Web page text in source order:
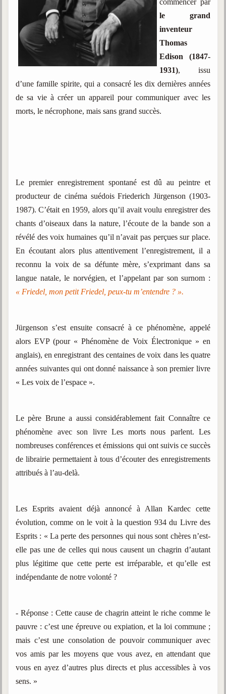
le grand
inventeur
Thomas
Edison (1847-
1931), issu
d’une famille spirite, qui a consacré les dix dernières années
de sa vie à créer un appareil pour communiquer avec les
morts, le nécrophone, mais sans grand succès.
Le premier enregistrement spontané est dû au peintre et
producteur de cinéma suédois Friederich Jürgenson (1903-
1987). C’était en 1959, alors qu’il avait voulu enregistrer des
chants d’oiseaux dans la nature, l’écoute de la bande son a
révélé des voix humaines qu’il n’avait pas perçues sur place.
En écoutant alors plus attentivement l’enregistrement, il a
reconnu la voix de sa défunte mère, s’exprimant dans sa
langue natale, le norvégien, et l’appelant par son surnom :
« Friedel, mon petit Friedel, peux-tu m’entendre ? ».
Jürgenson s’est ensuite consacré à ce phénomène, appelé
alors EVP (pour « Phénomène de Voix Électronique » en
anglais), en enregistrant des centaines de voix dans les quatre
années suivantes qui ont donné naissance à son premier livre
« Les voix de l’espace ».
Le père Brune a aussi considérablement fait Connaître ce
phénomène avec son livre Les morts nous parlent. Les
nombreuses conférences et émissions qui ont suivis ce succès
de librairie permettaient à tous d’écouter des enregistrements
attribués à l’au-delà.
Les Esprits avaient déjà annoncé à Allan Kardec cette
évolution, comme on le voit à la question 934 du Livre des
Esprits : « La perte des personnes qui nous sont chères n’est-
elle pas une de celles qui nous causent un chagrin d’autant
plus légitime que cette perte est irréparable, et qu’elle est
indépendante de notre volonté ?
- Réponse : Cette cause de chagrin atteint le riche comme le
pauvre : c’est une épreuve ou expiation, et la loi commune ;
mais c’est une consolation de pouvoir communiquer avec
vos amis par les moyens que vous avez, en attendant que
vous en ayez d’autres plus directs et plus accessibles à vos
sens. »